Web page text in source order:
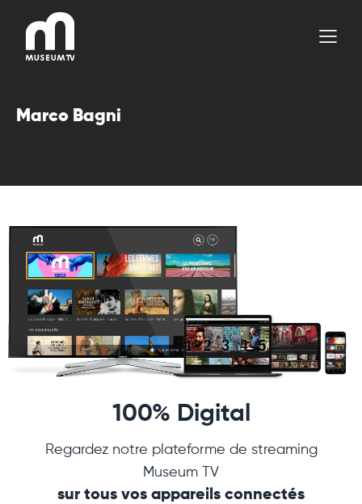
contenu
Marco Bagni
100% Digital
Regardez notre plateforme de streaming
Museum TV
sur tous vos appareils connectés